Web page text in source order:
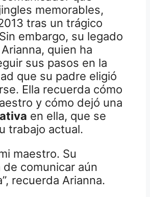
memorables,
tras un trágico
embargo, su legado
quien ha
sus pasos en la
que su padre eligió
Ella recuerda cómo
y cómo dejó una
en ella, que se
trabajo actual.
maestro. Su
de comunicar aún
recuerda Arianna.